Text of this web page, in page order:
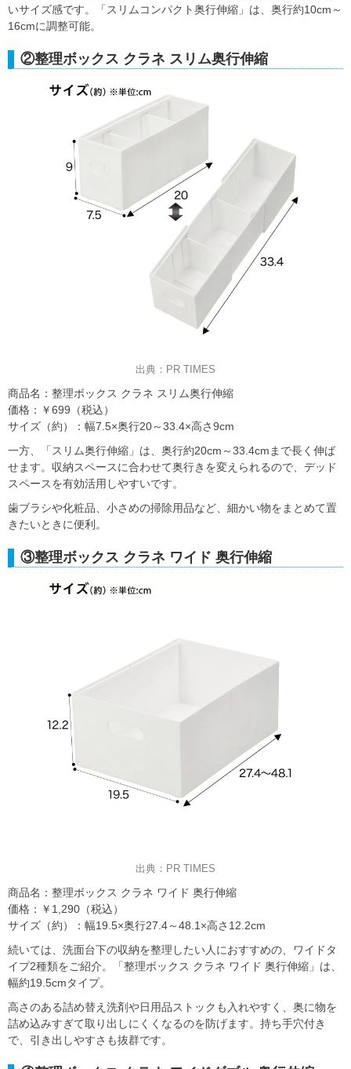
いサイズ感です。「スリムコンパクト奥行伸縮」は、奥行約10cm～
16cmに調整可能。
②整理ボックス クラネ スリム奥行伸縮
出典：PR TIMES
商品名：整理ボックス クラネ スリム奥行伸縮
価格：￥699（税込）
サイズ（約）：幅7.5×奥行20～33.4×高さ9cm
一方、「スリム奥行伸縮」は、奥行約20cm～33.4cmまで長く伸ば
せます。収納スペースに合わせて奥行きを変えられるので、デッド
スペースを有効活用しやすいです。
歯ブラシや化粧品、小さめの掃除用品など、細かい物をまとめて置
きたいときに便利。
③整理ボックス クラネ ワイド 奥行伸縮
出典：PR TIMES
商品名：整理ボックス クラネ ワイド 奥行伸縮
価格：￥1,290（税込）
サイズ（約）：幅19.5×奥行27.4～48.1×高さ12.2cm
続いては、洗面台下の収納を整理したい人におすすめの、ワイドタ
イプ2種類をご紹介。「整理ボックス クラネ ワイド 奥行伸縮」は、
幅約19.5cmタイプ。
高さのある詰め替え洗剤や日用品ストックも入れやすく、奥に物を
詰め込みすぎて取り出しにくくなるのを防げます。持ち手穴付き
で、引き出しやすさも抜群です。